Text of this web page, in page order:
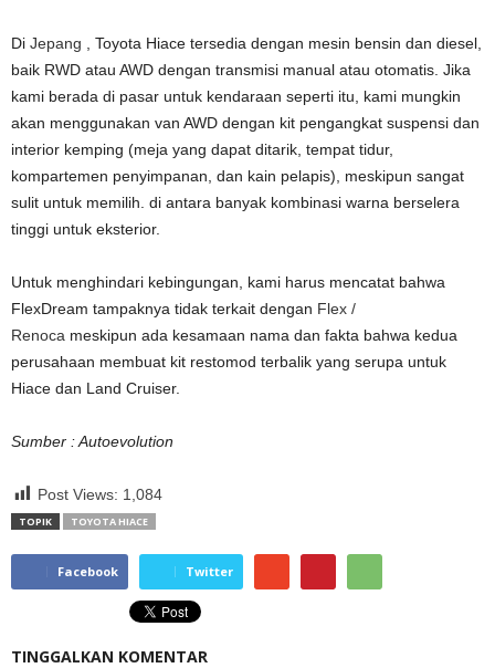
Di Jepang , Toyota Hiace tersedia dengan mesin bensin dan diesel,
baik RWD atau AWD dengan transmisi manual atau otomatis. Jika
kami berada di pasar untuk kendaraan seperti itu, kami mungkin
akan menggunakan van AWD dengan kit pengangkat suspensi dan
interior kemping (meja yang dapat ditarik, tempat tidur,
kompartemen penyimpanan, dan kain pelapis), meskipun sangat
sulit untuk memilih. di antara banyak kombinasi warna berselera
tinggi untuk eksterior.
Untuk menghindari kebingungan, kami harus mencatat bahwa
FlexDream tampaknya tidak terkait dengan Flex /
Renoca meskipun ada kesamaan nama dan fakta bahwa kedua
perusahaan membuat kit restomod terbalik yang serupa untuk
Hiace dan Land Cruiser.
Sumber : Autoevolution
Post Views: 1,084
TOPIK TOYOTA HIACE
Facebook Twitter
TINGGALKAN KOMENTAR